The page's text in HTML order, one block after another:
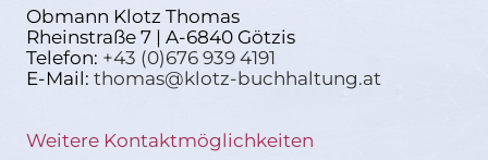
Obmann Klotz Thomas
Rheinstraße 7 | A-6840 Götzis
Telefon: +43 (0)676 939 4191
E-Mail: thomas@klotz-buchhaltung.at
Weitere Kontaktmöglichkeiten